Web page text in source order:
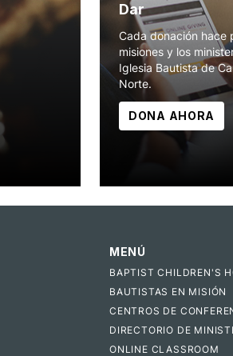
Dar
Cada donación hace
misiones y los
Iglesia Bautista de
Norte.
DONA AHORA
MENÚ
BAPTIST CHILDREN'S
BAUTISTAS EN MISIÓN
CENTROS DE
DIRECTORIO DE
ONLINE CLASSROOM